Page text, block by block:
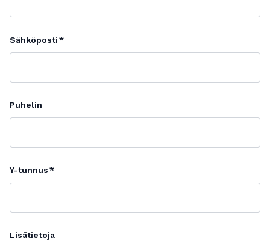
Sähköposti
Puhelin
Y-tunnus
Lisätietoja